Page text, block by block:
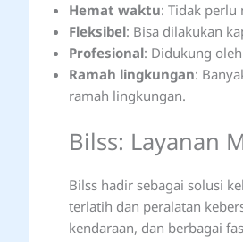
Hemat waktu: Tidak perlu
Fleksibel: Bisa dilakukan
Profesional: Didukung
Ramah lingkungan:
ramah lingkungan.
Bilss: Layanan
Bilss hadir sebagai solusi
terlatih dan peralatan
kendaraan, dan berbagai